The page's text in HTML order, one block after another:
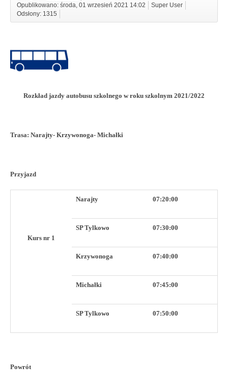
Opublikowano: środa, 01 wrzesień 2021 14:02
Super User
Odsłony: 1315
Rozkład jazdy autobusu szkolnego w roku szkolnym 2021/2022
Trasa: Narajty- Krzywonoga- Michałki
Przyjazd
Kurs nr 1
Narajty 07:20:00
SP Tylkowo 07:30:00
Krzywonoga 07:40:00
Michałki 07:45:00
SP Tylkowo 07:50:00
Powrót